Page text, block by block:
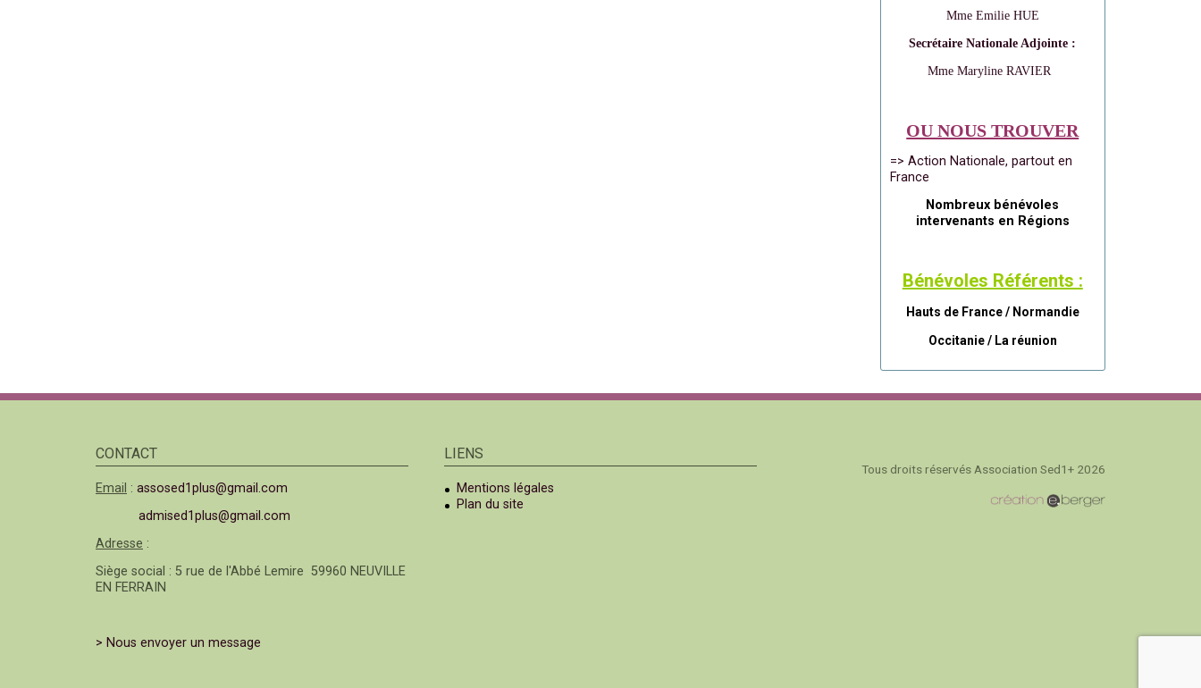
Mme Emilie HUE
Secrétaire Nationale Adjointe :
Mme Maryline RAVIER
OU NOUS TROUVER
=> Action Nationale, partout en
France
Nombreux bénévoles
intervenants en Régions
Bénévoles Référents :
Hauts de France / Normandie
Occitanie / La réunion
CONTACT
Email : assosed1plus@gmail.com
admised1plus@gmail.com
Adresse :
Siège social : 5 rue de l'Abbé Lemire 59960 NEUVILLE
EN FERRAIN
> Nous envoyer un message
LIENS
Mentions légales
Plan du site
Tous droits réservés Association Sed1+ 2026